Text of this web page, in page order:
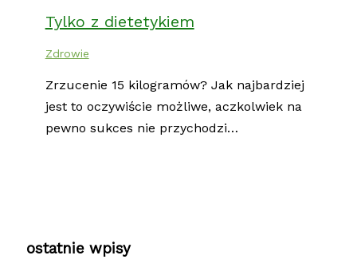
Tylko z dietetykiem
Zdrowie
Zrzucenie 15 kilogramów? Jak najbardziej
jest to oczywiście możliwe, aczkolwiek na
pewno sukces nie przychodzi…
ostatnie wpisy